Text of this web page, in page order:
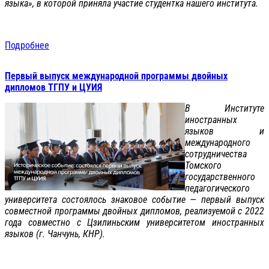
языка», в которой приняла участие студентка нашего института.
Подробнее
Первый выпуск международной программы двойных
дипломов ТГПУ и ЦУИЯ
В Институте
иностранных
языков и
международного
сотрудничества
Томского
государственного
педагогического
университета состоялось знаковое событие — первый выпуск
совместной программы двойных дипломов, реализуемой с 2022
года совместно с Цзилиньским университетом иностранных
языков (г. Чанчунь, КНР).